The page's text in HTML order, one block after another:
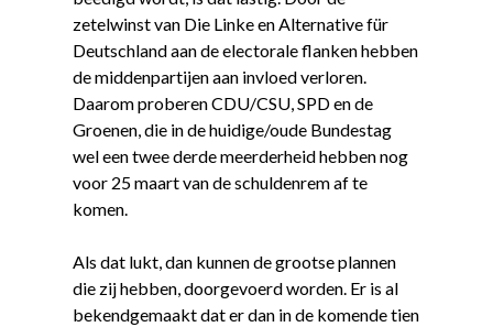
zetelwinst van Die Linke en Alternative für
Deutschland aan de electorale flanken hebben
de middenpartijen aan invloed verloren.
Daarom proberen CDU/CSU, SPD en de
Groenen, die in de huidige/oude Bundestag
wel een twee derde meerderheid hebben nog
voor 25 maart van de schuldenrem af te
komen.
Als dat lukt, dan kunnen de grootse plannen
die zij hebben, doorgevoerd worden. Er is al
bekendgemaakt dat er dan in de komende tien